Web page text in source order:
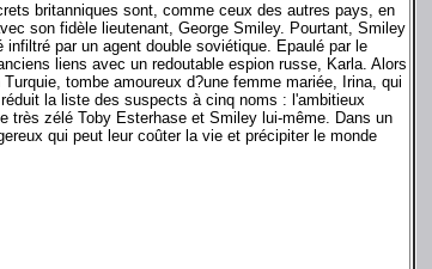
britanniques sont, comme ceux des autres pays, en
son fidèle lieutenant, George Smiley. Pourtant, Smiley
par un agent double soviétique. Epaulé par le
liens avec un redoutable espion russe, Karla. Alors
tombe amoureux d?une femme mariée, Irina, qui
la liste des suspects à cinq noms : l'ambitieux
très zélé Toby Esterhase et Smiley lui-même. Dans un
qui peut leur coûter la vie et précipiter le monde